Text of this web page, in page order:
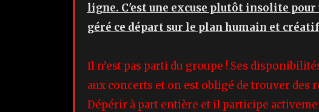
ligne. C'est une excuse plutôt insolite
géré ce départ sur le plan humain et créatif
Il n’est pas parti du groupe ! Ses
aux concerts et on est obligé de trouver des
Dépérir à part entière et il participe